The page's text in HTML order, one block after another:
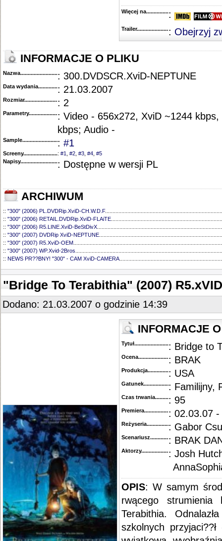
Więcej na........................................
:
Trailer...........................................
: Obejrzyj
INFORMACJE O PLIKU
Nazwa.............................................: 300.DVDSCR.XviD-NEPTUNE
Data wydania......................................
: 21.03.2007
Rozmiar...........................................
: 2
Parametry.........................................: Video - 656x272, XviD ~1244
kbps; Audio -
Sample............................................
: #1
Screeny...........................................
: #1 #2 #3 #4 #5
Napisy............................................: Dostępne w wersji PL
ARCHIWUM
:: "300" (2006) PL.DVDRip.XviD-CH.W.D.F
:: "300" (2006) RETAIL.DVDRip.XviD-FLAiTE
:: "300" (2006) R5.LINE.XviD-BeStDivX
:: "300" (2007) DVDRip XviD-NEPTUNE
:: "300" (2007) R5.XviD-OEM
:: "300" (2007) WP.Xvid-2Bros
:: NEWS PR??BNY! "300" - CAM XviD-CAMERA
"Bridge To Terabithia" (2007)
Dodano: 21.03.2007 o godzinie 14:39
INFORMACJE
Tytuł............................................
: Bridge to
Ocena.............................................
: BRAK
Produkcja.........................................
: USA
Gatunek...........................................
: Familijny,
Czas trwania......................................
: 95
Premiera..........................................
: 02.03.07
Reżyseria........................................
: Gabor
Scenariusz........................................
: BRAK
Aktorzy...........................................
: Josh
OPIS: W samym
rwącego
Terabithia.
szkolnych